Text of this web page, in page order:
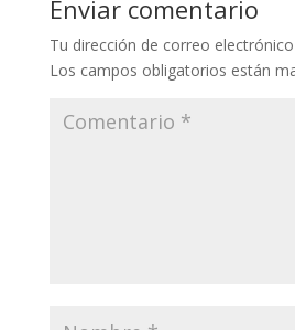
Enviar comentario
Tu dirección de correo
Los campos obligatorios están